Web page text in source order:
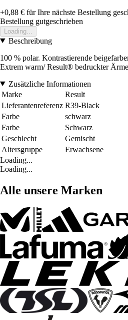
+0,88 € für Ihre nächste Bestellung
Bestellung gutgeschrieben
Loading...
Beschreibung
100 % polar. Kontrastierende
Extrem warm/ Result® bedruckter
Zusätzliche Informationen
Marke
Result
Lieferantenreferenz R39-Black
Farbe
schwarz
Farbe
Schwarz
Geschlecht
Gemischt
Altersgruppe
Erwachsene
Loading...
Loading...
Alle unsere Marken